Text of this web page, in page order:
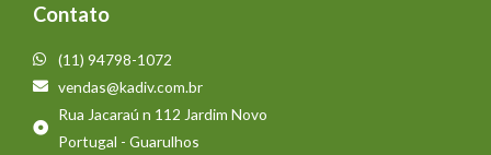
Contato
(11) 94798-1072
vendas@kadiv.com.br
Rua Jacaraú n 112 Jardim Novo
Portugal - Guarulhos